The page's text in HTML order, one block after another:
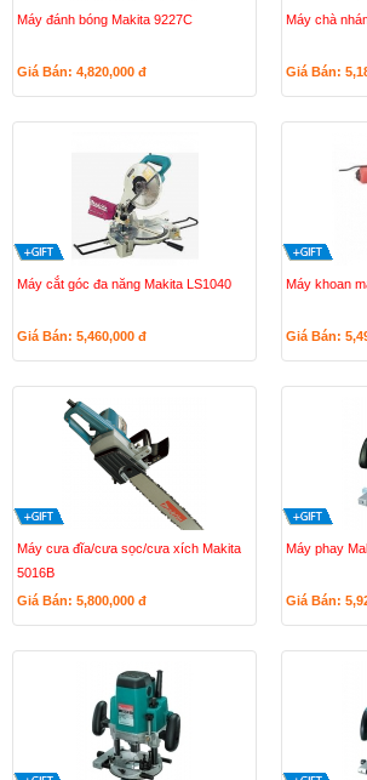
Máy đánh bóng Makita 9227C
Giá Bán: 4,820,000 đ
Máy chà
Giá Bán:
Máy cắt góc đa năng Makita LS1040
Giá Bán: 5,460,000 đ
Máy khoan
Giá Bán:
Máy cưa đĩa/cưa sọc/cưa xích Makita
5016B
Giá Bán: 5,800,000 đ
Máy phay
Giá Bán: